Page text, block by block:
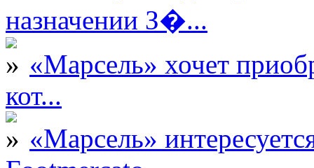
назначении З�...
«Марсель» хочет
кот...
«Марсель»